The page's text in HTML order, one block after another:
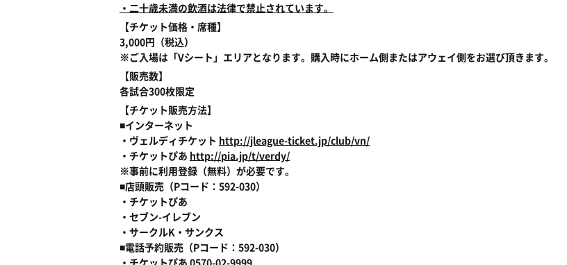
・二十歳未満の飲酒は法律で禁止されています。
【チケット価格・席種】
3,000円（税込）
※ご入場は「Vシート」エリアとなります。購入時にホーム側またはアウェイ側をお選び頂きます。
【販売数】
各試合300枚限定
【チケット販売方法】
■インターネット
・ヴェルディチケット http://jleague-ticket.jp/club/vn/
・チケットぴあ http://pia.jp/t/verdy/
※事前に利用登録（無料）が必要です。
■店頭販売（Pコード：592-030）
・チケットぴあ
・セブン-イレブン
・サークルK・サンクス
■電話予約販売（Pコード：592-030）
・チケットぴあ 0570-02-9999